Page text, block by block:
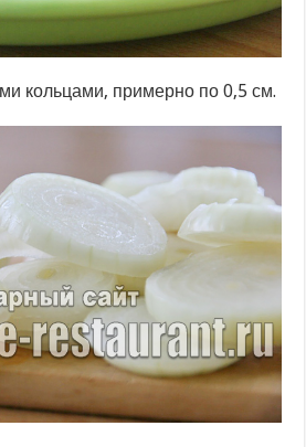
кольцами, примерно по 0,5 см.